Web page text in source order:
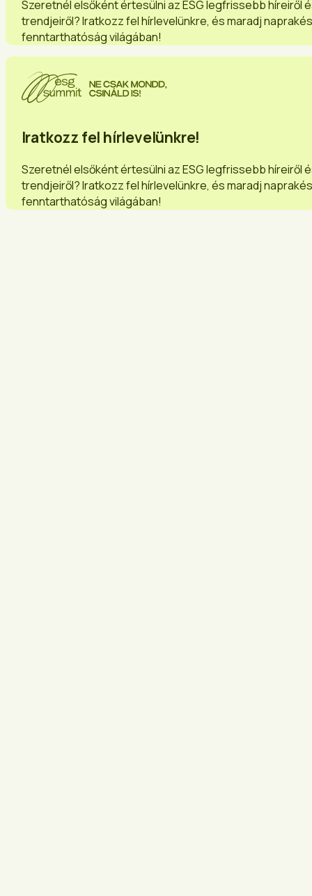
Szeretnél elsőként értesülni az ESG legfrissebb híreiről
trendjeiről? Iratkozz fel hírlevelünkre, és maradj
fenntarthatóság világában!
Iratkozz fel hírlevelünkre!
Szeretnél elsőként értesülni az ESG legfrissebb híreiről
trendjeiről? Iratkozz fel hírlevelünkre, és maradj
fenntarthatóság világában!